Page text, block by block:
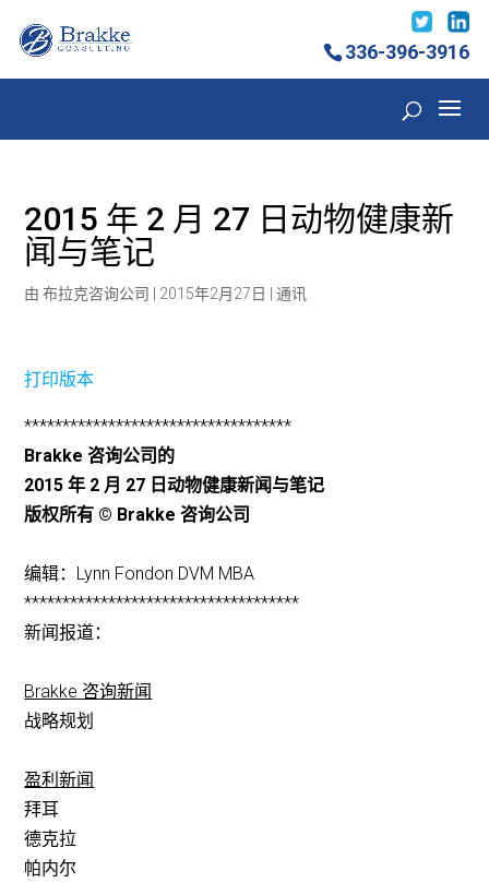
336-396-3916
2015 年 2 月 27 日动物健康新
闻与笔记
由布拉克咨询公司 2015年2月27日 |通讯
打印版本
***********************************
Brakke 咨询公司的
2015 年 2 月 27 日动物健康新闻与笔记
版权所有 © Brakke 咨询公司
编辑：Lynn Fondon DVM MBA
************************************
新闻报道：
Brakke 咨询新闻
战略规划
盈利新闻
拜耳
德克拉
帕内尔